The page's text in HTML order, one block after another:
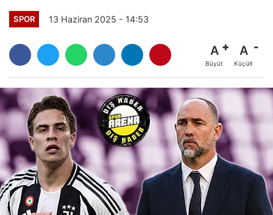
SPOR 13 Haziran 2025 - 14:53
A
Büyüt
A
Küçült